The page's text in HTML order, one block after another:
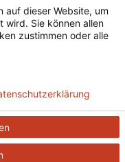
Datenschutz
Mediadaten
auf dieser Website, um
wird. Sie können allen
zustimmen oder alle